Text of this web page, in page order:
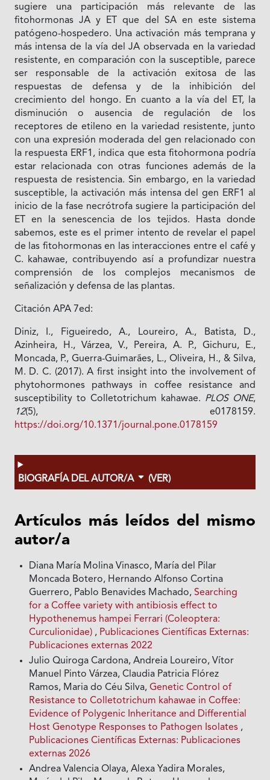
sugiere una participación más relevante de las
fitohormonas JA y ET que del SA en este sistema
patógeno-hospedero. Una activación más temprana y
más intensa de la vía del JA observada en la variedad
resistente, en comparación con la susceptible, parece
ser responsable de la activación exitosa de las
respuestas de defensa y de la inhibición del
crecimiento del hongo. En cuanto a la vía del ET, la
disminución o ausencia de regulación de los
receptores de etileno en la variedad resistente, junto
con una expresión moderada del gen relacionado con
la respuesta ERF1, indica que esta fitohormona podría
estar relacionada con otras funciones además de la
respuesta de resistencia. Sin embargo, en la variedad
susceptible, la activación más intensa del gen ERF1 al
inicio de la fase necrótrofa sugiere la participación del
ET en la senescencia de los tejidos. Hasta donde
sabemos, este es el primer intento de revelar el papel
de las fitohormonas en las interacciones entre el café y
C. kahawae, contribuyendo así a profundizar nuestra
comprensión de los complejos mecanismos de
señalización y defensa de las plantas.
Citación APA 7ed:
Diniz, I., Figueiredo, A., Loureiro, A., Batista, D.,
Azinheira, H., Várzea, V., Pereira, A. P., Gichuru, E.,
Moncada, P., Guerra-Guimarães, L., Oliveira, H., & Silva,
M. D. C. (2017). A first insight into the involvement of
phytohormones pathways in coffee resistance and
susceptibility to Colletotrichum kahawae. PLOS ONE,
12(5), e0178159.
https://doi.org/10.1371/journal.pone.0178159
BIOGRAFÍA DEL AUTOR/A (VER)
Artículos más leídos del mismo
autor/a
Diana María Molina Vinasco, María del Pilar
Moncada Botero, Hernando Alfonso Cortina
Guerrero, Pablo Benavides Machado,Searching
for a Coffee variety with antibiosis effect to
Hypothenemus hampei Ferrari (Coleoptera:
Curculionidae) , Publicaciones Científicas Externas:
Publicaciones externas 2022
Julio Quiroga Cardona, Andreia Loureiro, Vítor
Manuel Pinto Várzea, Claudia Patricia Flórez
Ramos, Maria do Céu Silva,Genetic Control of
Resistance to Colletotrichum kahawae in Coffee:
Evidence of Polygenic Inheritance and Differential
Host Genotype Responses to Pathogen Isolates ,
Publicaciones Científicas Externas: Publicaciones
externas 2026
Andrea Valencia Olaya, Alexa Yadira Morales,